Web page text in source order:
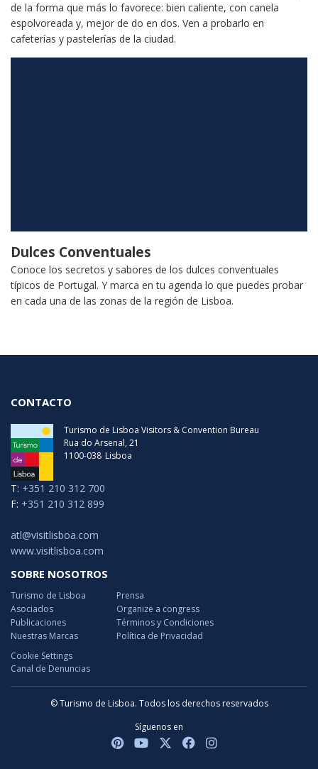
de la forma que más lo favorece: bien caliente, con canela
espolvoreada y, mejor de do en dos. Ven a probarlo en
cafeterías y pastelerías de la ciudad.
Dulces Conventuales
Conoce los secretos y sabores de los dulces conventuales
típicos de Portugal. Y marca en tu agenda lo que puedes probar
en cada una de las zonas de la región de Lisboa.
CONTACTO
Turismo de Lisboa Visitors & Convention Bureau
Rua do Arsenal, 21
1100-038 Lisboa
T: +351 210 312 700
F: +351 210 312 899
atl@visitlisboa.com
www.visitlisboa.com
SOBRE NOSOTROS
Turismo de Lisboa
Asociados
Publicaciones
Nuestras Marcas
Prensa
Organize a congress
Términos y Condiciones
Política de Privacidad
Cookie Settings
Canal de Denuncias
© Turismo de Lisboa. Todos los derechos reservados
Síguenos en